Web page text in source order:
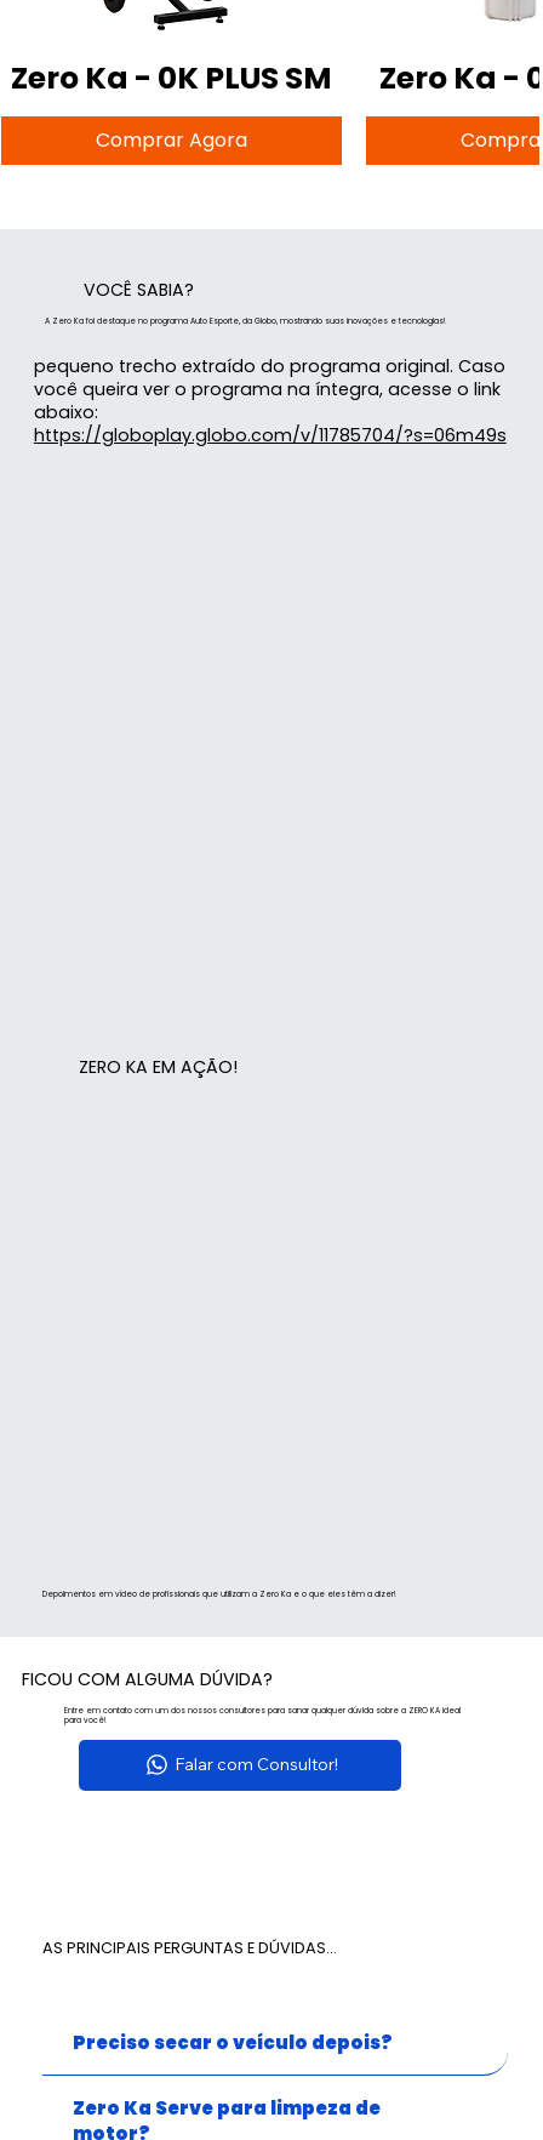
Zero Ka - 0K PLUS SM
Comprar Agora
Zero Ka -
VOCÊ SABIA?
A Zero Ka foi destaque no programa Auto Esporte, da Globo, mostrando suas inovações e tecnologias!
pequeno trecho extraído do programa original. Caso
você queira ver o programa na íntegra, acesse o link
abaixo:
https://globoplay.globo.com/v/11785704/?s=06m49s
ZERO KA EM AÇÃO!
Depoimentos em vídeo de profissionais que utilizam a Zero Ka e o que eles têm a dizer!
Preciso secar o veículo depois?
Zero Ka Serve para limpeza de
motor?
AS PRINCIPAIS PERGUNTAS E DÚVIDAS...
FICOU COM ALGUMA DÚVIDA?
Entre em contato com um dos nossos consultores para sanar qualquer dúvida sobre a ZERO KA ideal
para você!
Falar com Consultor!